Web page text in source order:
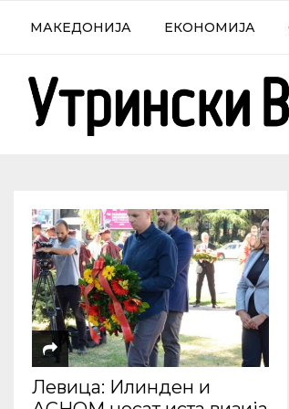
МАКЕДОНИЈА ЕКОНОМИЈА
Левица: Илинден и